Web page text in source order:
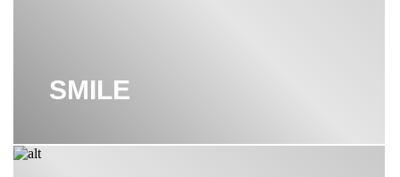
SMILE